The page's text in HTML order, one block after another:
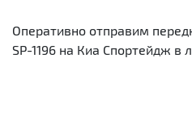
Оперативно отправим
SP-1196 на Киа Спортейдж в